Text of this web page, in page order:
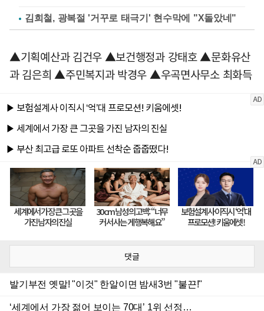
김희철, 광복절 '거꾸로 태극기' 현수막에 "X돌았네"
▲기획예산과 김건우 ▲보건행정과 강태호 ▲문화유산
과 김은희 ▲주민복지과 박경우 ▲우곡면사무소 최화득
댓글